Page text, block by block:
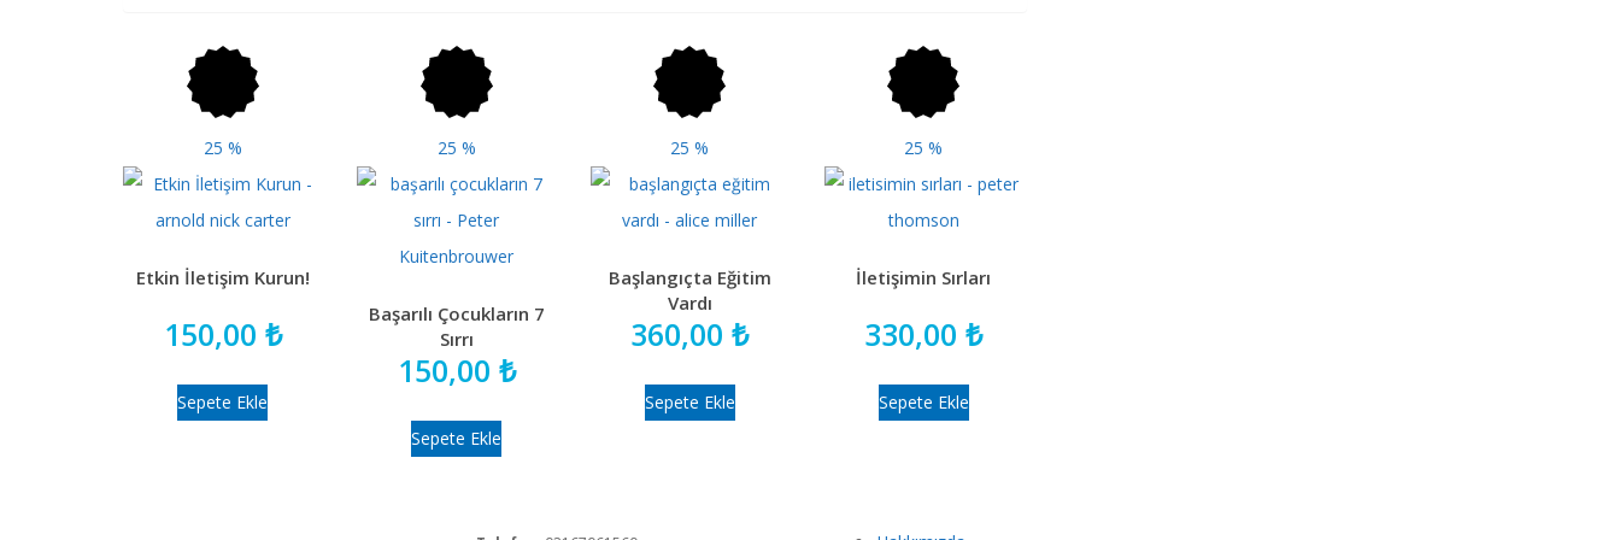
25 %
Etkin İletişim Kurun!
150,00 ₺
Sepete Ekle
25 %
Başarılı Çocukların 7
Sırrı
150,00 ₺
Sepete Ekle
25%
Başlangıçta Eğitim
Vardı
360,00₺
Sepete Ekle
25%
İletişimin Sırları
330,00₺
Sepete Ekle